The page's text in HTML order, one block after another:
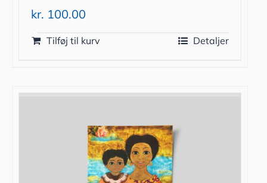
kr. 100.00
Tilføj til kurv Detaljer